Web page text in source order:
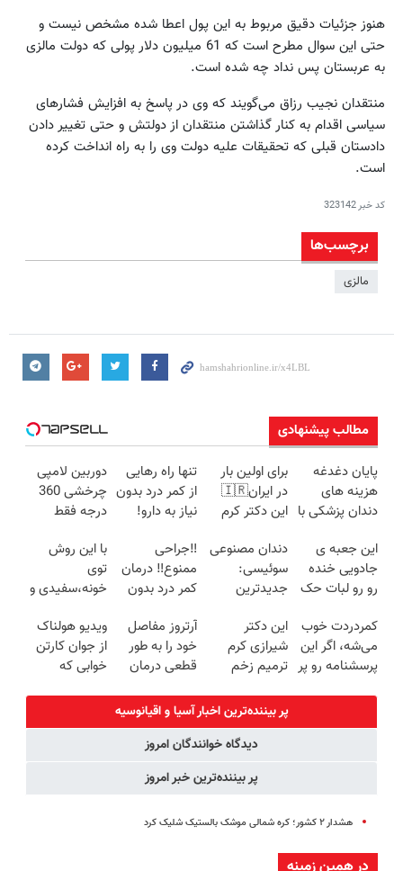
هنوز جزئیات دقیق مربوط به این پول اعطا شده مشخص نیست و
حتی این سوال مطرح است که 61 میلیون دلار پولی که دولت مالزی
به عربستان پس نداد چه شده است.
منتقدان نجیب رزاق می‌گویند که وی در پاسخ به افزایش فشارهای
سیاسی اقدام به کنار گذاشتن منتقدان از دولتش و حتی تغییر دادن
دادستان قبلی که تحقیقات علیه دولت وی را به راه انداخت کرده
است.
کد خبر323142
برچسب‌ها
مالزی
مطالب پیشنهادی
پایان دغدغه
هزینه های
دندان پزشکی با
کننده خانگی
برای اولین بار
در ایران🇮🇷
این دکتر کرم
روزه ساخت!
تنها راه رهایی
از کمر درد بدون
نیاز به دارو!
دوربین لامپی
چرخشی 360
درجه فقط
🔥 پرداخت
درب منزل
این جعبه ی
جادویی خنده
رو رو لبات حک
خرید40%تخفیف
دندان مصنوعی
سوئیسی:
جدیدترین
سبک و مقاوم |
پرداخت قسطی
‼️جراحی
ممنوع‼️ درمان
کمر درد بدون
نقاهت
با این روش
توی
خونه،سفیدی و
برگردون
(40%off)
کمردردت خوب
می‌شه، اگر این
پرسشنامه رو پر
این دکتر
شیرازی کرم
ترمیم زخم
ساخت!!!
آرتروز مفاصل
خود را به طور
قطعی درمان
◗پرسش‌نامه◖
ویدیو هولناک
از جوان کارتن
خوابی که
پر بیننده‌ترین اخبار آسیا و اقیانوسیه
دیدگاه خوانندگان امروز
پر بیننده‌ترین خبر امروز
هشدار ۲ کشور؛ کره شمالی موشک بالستیک شلیک کرد